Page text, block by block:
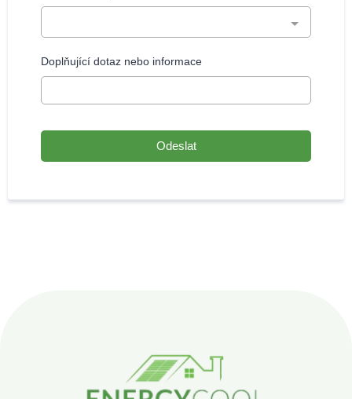
Doplňující dotaz nebo informace
Odeslat